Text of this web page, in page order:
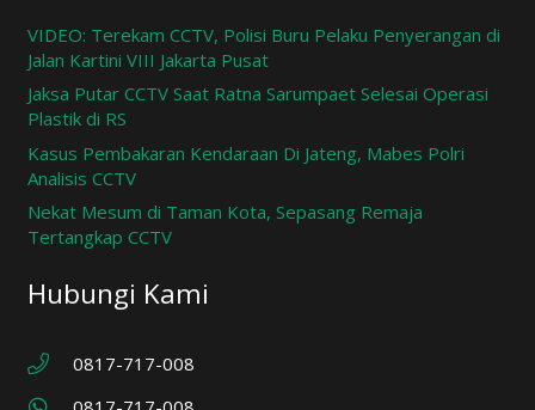
VIDEO: Terekam CCTV, Polisi Buru Pelaku Penyerangan di
Jalan Kartini VIII Jakarta Pusat
Jaksa Putar CCTV Saat Ratna Sarumpaet Selesai Operasi
Plastik di RS
Kasus Pembakaran Kendaraan Di Jateng, Mabes Polri
Analisis CCTV
Nekat Mesum di Taman Kota, Sepasang Remaja
Tertangkap CCTV
Hubungi Kami
0817-717-008